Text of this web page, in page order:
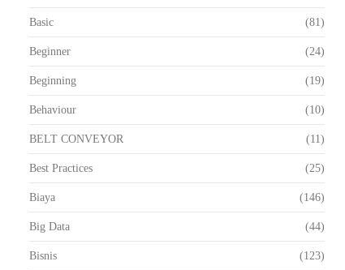
Basic (81)
Beginner (24)
Beginning (19)
Behaviour (10)
BELT CONVEYOR (11)
Best Practices (25)
Biaya (146)
Big Data (44)
Bisnis (123)